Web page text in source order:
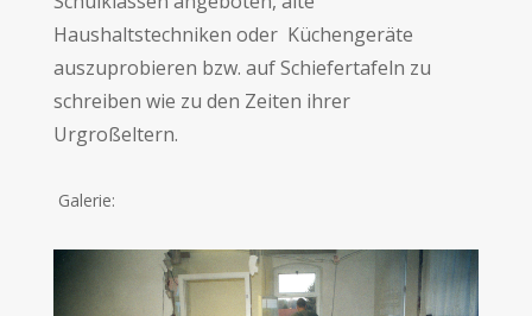
Haushaltstechniken oder Küchengeräte
auszuprobieren bzw. auf Schiefertafeln zu
schreiben wie zu den Zeiten ihrer
Urgroßeltern.
Galerie: